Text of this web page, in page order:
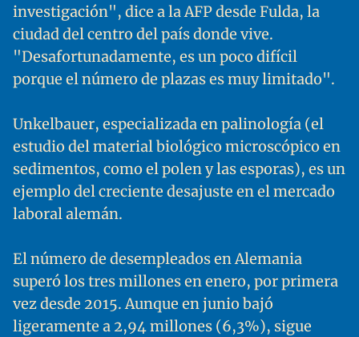
investigación", dice a la AFP desde Fulda, la
ciudad del centro del país donde vive.
"Desafortunadamente, es un poco difícil
porque el número de plazas es muy limitado".
Unkelbauer, especializada en palinología (el
estudio del material biológico microscópico en
sedimentos, como el polen y las esporas), es un
ejemplo del creciente desajuste en el mercado
laboral alemán.
El número de desempleados en Alemania
superó los tres millones en enero, por primera
vez desde 2015. Aunque en junio bajó
ligeramente a 2,94 millones (6,3%), sigue